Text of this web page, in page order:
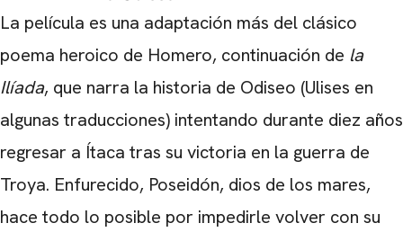
La película es una adaptación más del clásico
poema heroico de Homero, continuación de la
Ilíada, que narra la historia de Odiseo (Ulises en
algunas traducciones) intentando durante diez años
regresar a Ítaca tras su victoria en la guerra de
Troya. Enfurecido, Poseidón, dios de los mares,
hace todo lo posible por impedirle volver con su